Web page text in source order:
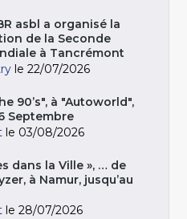
asbl a organisé la
de la Seconde
à Tancrémont
le 22/07/2026
90’s", à "Autoworld",
Septembre
le 03/08/2026
dans la Ville », … de
à Namur, jusqu’au
le 28/07/2026